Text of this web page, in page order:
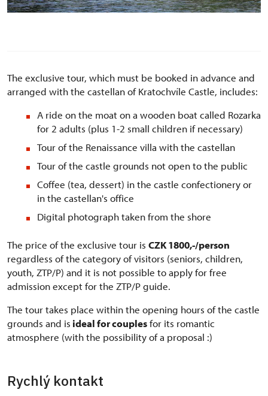
The exclusive tour, which must be booked in advance and
arranged with the castellan of Kratochvíle Castle, includes:
A ride on the moat on a wooden boat called Rozarka
for 2 adults (plus 1-2 small children if necessary)
Tour of the Renaissance villa with the castellan
Tour of the castle grounds not open to the public
Coffee (tea, dessert) in the castle confectionery or
in the castellan's office
Digital photograph taken from the shore
The price of the exclusive tour is CZK 1800,-/person
regardless of the category of visitors (seniors, children,
youth, ZTP/P) and it is not possible to apply for free
admission except for the ZTP/P guide.
The tour takes place within the opening hours of the castle
grounds and is ideal for couplesfor its romantic
atmosphere (with the possibility of a proposal :)
Rychlý kontakt